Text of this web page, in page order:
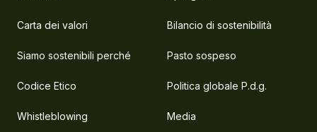
Carta dei valori Bilancio di sostenibilità
Siamo sostenibili perché Pasto sospeso
Codice Etico Politica globale P.d.g.
Whistleblowing Media